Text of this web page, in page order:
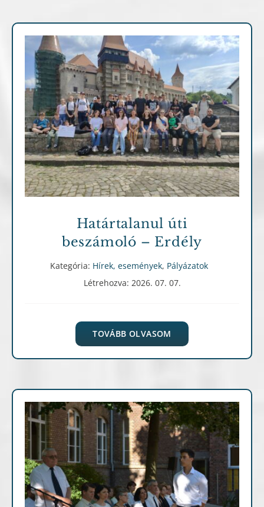
Hírek, események Pályázatok
Határtalanul úti
beszámoló – Erdély
Kategória: Hírek, események, Pályázatok
Létrehozva: 2026. 07. 07.
TOVÁBB OLVASOM
Hírek, események Képgaléria